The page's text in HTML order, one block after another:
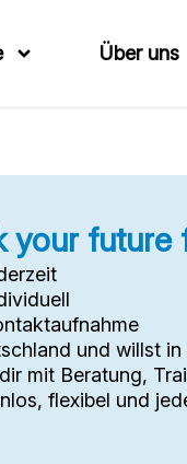
Über uns
your future
und willst
mit Beratung,
flexibel und